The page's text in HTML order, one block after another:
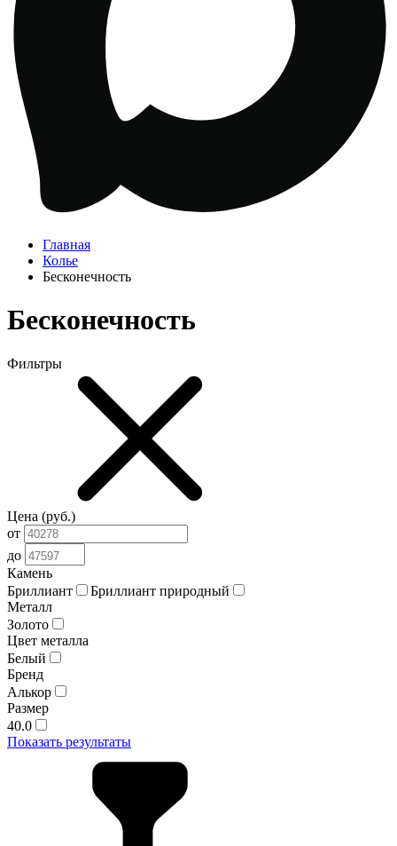
Главная
Колье
Бесконечность
Бесконечность
Фильтры
Цена (руб.)
от
до
Камень
Бриллиант
Бриллиант природный
Металл
Золото
Цвет металла
Белый
Бренд
Алькор
Размер
40.0
Показать результаты